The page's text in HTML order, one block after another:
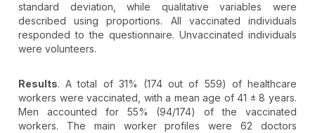
standard deviation, while qualitative variables were
described using proportions. All vaccinated individuals
responded to the questionnaire. Unvaccinated individuals
were volunteers.
Results. A total of 31% (174 out of 559) of healthcare
workers were vaccinated, with a mean age of 41 ± 8 years.
Men accounted for 55% (94/174) of the vaccinated
workers. The main worker profiles were 62 doctors